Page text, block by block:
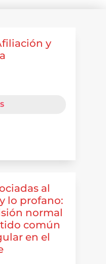
y
al
lo profano:
normal
común
en el